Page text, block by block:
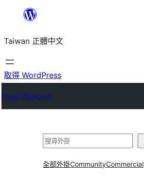
主
要
內
Taiwan 正體中文
取得 WordPress
Plugin Directory
搜
全部外掛CommunityCommercial